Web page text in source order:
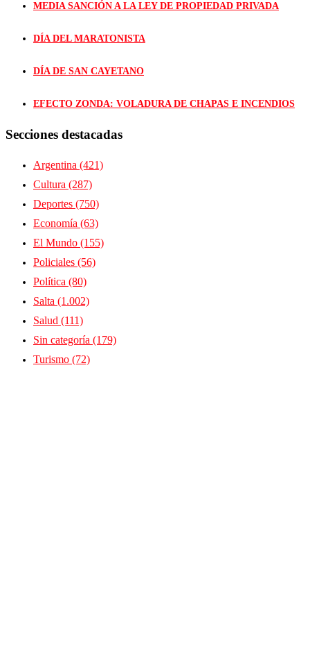
MEDIA SANCIÓN A LA LEY DE PROPIEDAD PRIVADA
DÍA DEL MARATONISTA
DÍA DE SAN CAYETANO
EFECTO ZONDA: VOLADURA DE CHAPAS E INCENDIOS
Secciones destacadas
Argentina (421)
Cultura (287)
Deportes (750)
Economía (63)
El Mundo (155)
Policiales (56)
Política (80)
Salta (1.002)
Salud (111)
Sin categoría (179)
Turismo (72)